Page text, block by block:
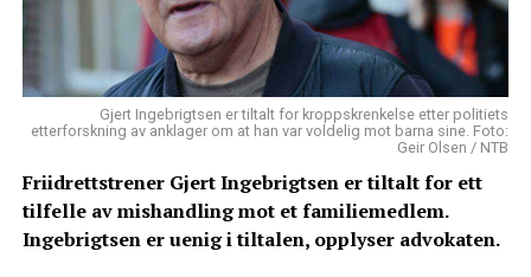
Gjert Ingebrigtsen er tiltalt for kroppskrenkelse etter politiets
etterforskning av anklager om at han var voldelig mot barna sine. Foto:
Geir Olsen / NTB
Friidrettstrener Gjert Ingebrigtsen er tiltalt for ett
tilfelle av mishandling mot et familiemedlem.
Ingebrigtsen er uenig i tiltalen, opplyser advokaten.